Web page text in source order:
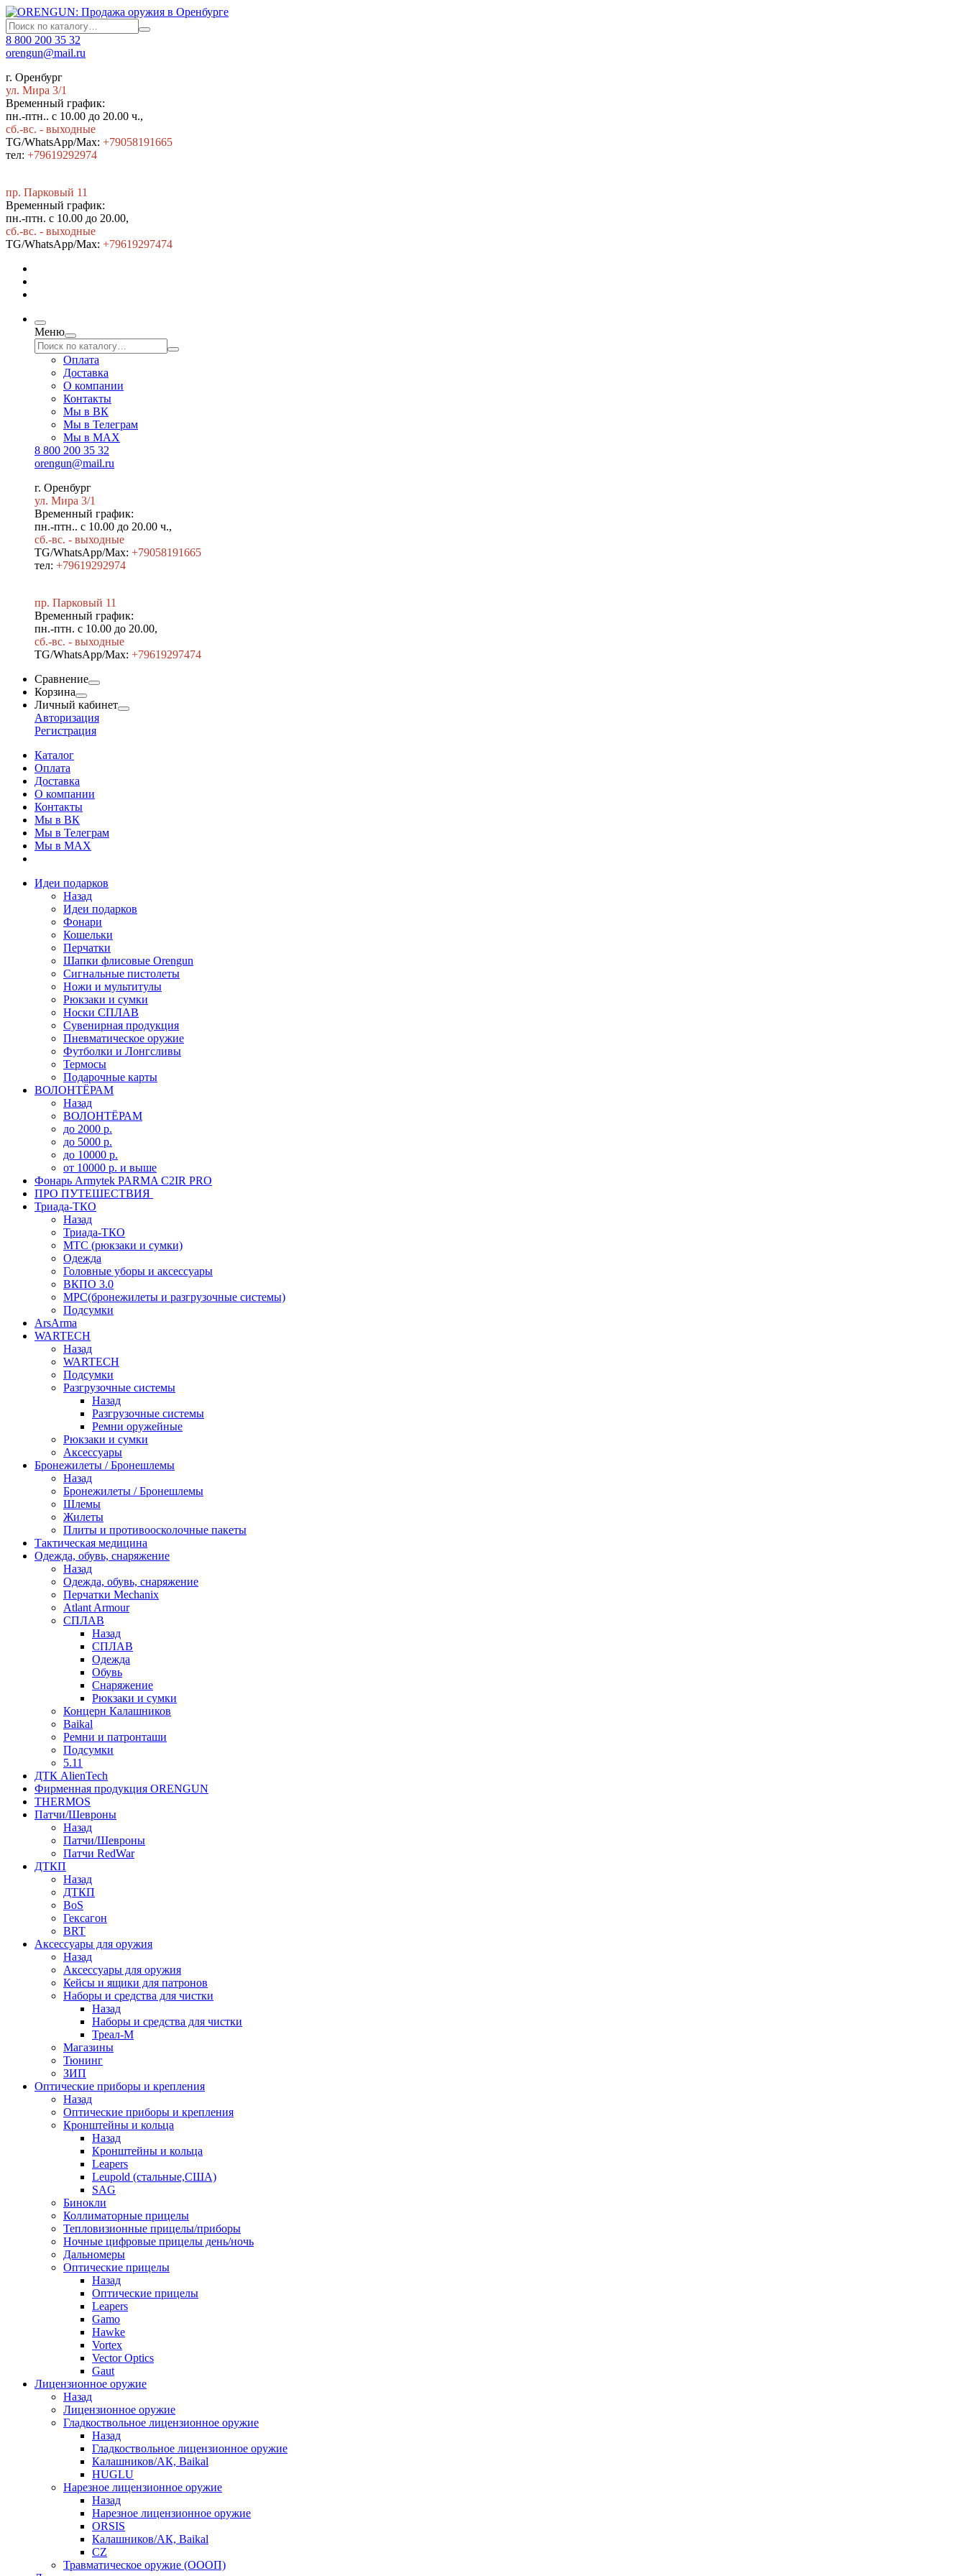
8 800 200 35 32
orengun@mail.ru
г. Оренбург
ул. Мира 3/1
Временный график:
пн.-птн.. с 10.00 до 20.00 ч.,
сб.-вс. - выходные
TG/WhatsApp/Max: +79058191665
тел: +79619292974
пр. Парковый 11
Временный график:
пн.-птн. с 10.00 до 20.00,
сб.-вс. - выходные
TG/WhatsApp/Max: +79619297474
Меню
Оплата
Доставка
О компании
Контакты
Мы в ВК
Мы в Телеграм
Мы в МAX
8 800 200 35 32
orengun@mail.ru
г. Оренбург
ул. Мира 3/1
Временный график:
пн.-птн.. с 10.00 до 20.00 ч.,
сб.-вс. - выходные
TG/WhatsApp/Max: +79058191665
тел: +79619292974
пр. Парковый 11
Временный график:
пн.-птн. с 10.00 до 20.00,
сб.-вс. - выходные
TG/WhatsApp/Max: +79619297474
Сравнение
Корзина
Личный кабинет
Авторизация
Регистрация
Каталог
Оплата
Доставка
О компании
Контакты
Мы в ВК
Мы в Телеграм
Мы в МAX
Идеи подарков
Назад
Идеи подарков
Фонари
Кошельки
Перчатки
Шапки флисовые Orengun
Сигнальные пистолеты
Ножи и мультитулы
Рюкзаки и сумки
Носки СПЛАВ
Сувенирная продукция
Пневматическое оружие
Футболки и Лонгсливы
Термосы
Подарочные карты
ВОЛОНТЁРАМ
Назад
ВОЛОНТЁРАМ
до 2000 р.
до 5000 р.
до 10000 р.
от 10000 р. и выше
Фонарь Armytek PARMA C2IR PRO
ПРО ПУТЕШЕСТВИЯ
Триада-ТКО
Назад
Триада-ТКО
МТС (рюкзаки и сумки)
Одежда
Головные уборы и аксессуары
ВКПО 3.0
МРС(бронежилеты и разгрузочные системы)
Подсумки
ArsArma
WARTECH
Назад
WARTECH
Подсумки
Разгрузочные системы
Назад
Разгрузочные системы
Ремни оружейные
Рюкзаки и сумки
Аксессуары
Бронежилеты / Бронешлемы
Назад
Бронежилеты / Бронешлемы
Шлемы
Жилеты
Плиты и противоосколочные пакеты
Тактическая медицина
Одежда, обувь, снаряжение
Назад
Одежда, обувь, снаряжение
Перчатки Mechanix
Atlant Armour
СПЛАВ
Назад
СПЛАВ
Одежда
Обувь
Снаряжение
Рюкзаки и сумки
Концерн Калашников
Baikal
Ремни и патронташи
Подсумки
5.11
ДТК AlienTech
Фирменная продукция ORENGUN
THERMOS
Патчи/Шевроны
Назад
Патчи/Шевроны
Патчи RedWar
ДТКП
Назад
ДТКП
BoS
Гексагон
BRT
Аксессуары для оружия
Назад
Аксессуары для оружия
Кейсы и ящики для патронов
Наборы и средства для чистки
Назад
Наборы и средства для чистки
Треал-М
Магазины
Тюнинг
ЗИП
Оптические приборы и крепления
Назад
Оптические приборы и крепления
Кронштейны и кольца
Назад
Кронштейны и кольца
Leapers
Leupold (стальные,США)
SAG
Бинокли
Коллиматорные прицелы
Тепловизионные прицелы/приборы
Ночные цифровые прицелы день/ночь
Дальномеры
Оптические прицелы
Назад
Оптические прицелы
Leapers
Gamo
Hawke
Vortex
Vector Optics
Gaut
Лицензионное оружие
Назад
Лицензионное оружие
Гладкоствольное лицензионное оружие
Назад
Гладкоствольное лицензионное оружие
Калашников/АК, Baikal
HUGLU
Нарезное лицензионное оружие
Назад
Нарезное лицензионное оружие
ORSIS
Калашников/АК, Baikal
CZ
Травматическое оружие (ОООП)